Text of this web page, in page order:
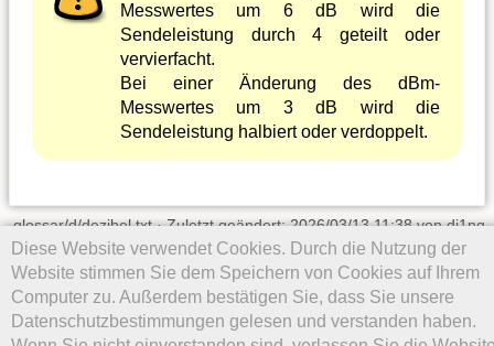
Messwertes um 6 dB wird die
Sendeleistung durch 4 geteilt oder
vervierfacht.
Bei einer Änderung des dBm-
Messwertes um 3 dB wird die
Sendeleistung halbiert oder verdoppelt.
Diese Website verwendet Cookies. Durch die Nutzung der
Website stimmen Sie dem Speichern von Cookies auf Ihrem
Computer zu. Außerdem bestätigen Sie, dass Sie unsere
Datenschutzbestimmungen gelesen und verstanden haben.
glossar/d/dezibel.txt· Zuletzt geändert: 2026/03/13 11:38 vondj1ng
Falls nicht anders bezeichnet, ist der Inhalt dieses Wikis unter der
folgenden Lizenz veröffentlicht:
CC Attribution 4.0 International